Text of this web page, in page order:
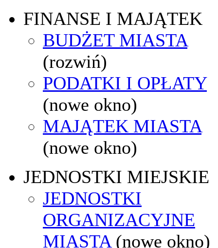
FINANSE I MAJĄTEK
BUDŻET MIASTA
(rozwiń)
PODATKI I OPŁATY
(nowe okno)
MAJĄTEK MIASTA
(nowe okno)
JEDNOSTKI MIEJSKIE
JEDNOSTKI
ORGANIZACYJNE
MIASTA (nowe okno)